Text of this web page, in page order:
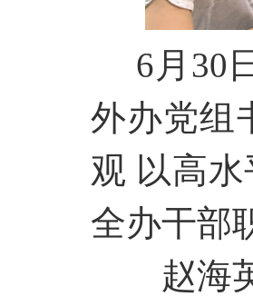
6月30
外办党组
观 以高
全办干部
赵海